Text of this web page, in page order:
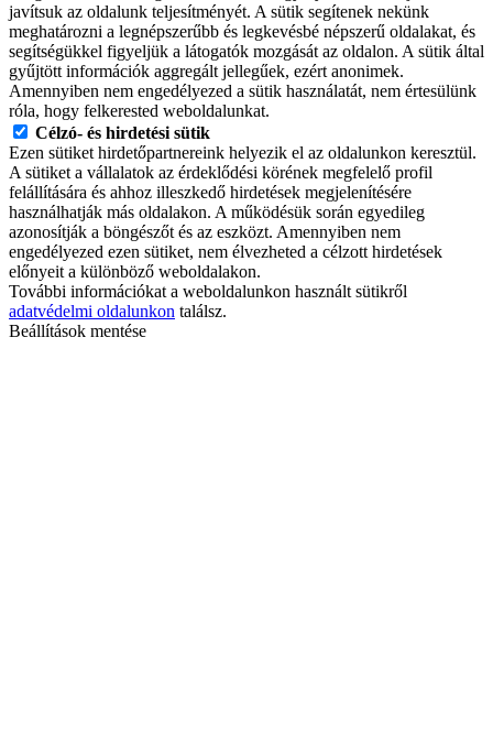
javítsuk az oldalunk teljesítményét. A sütik segítenek nekünk
meghatározni a legnépszerűbb és legkevésbé népszerű oldalakat, és
segítségükkel figyeljük a látogatók mozgását az oldalon. A sütik által
gyűjtött információk aggregált jellegűek, ezért anonimek.
Amennyiben nem engedélyezed a sütik használatát, nem értesülünk
róla, hogy felkerested weboldalunkat.
Célzó- és hirdetési sütik
Ezen sütiket hirdetőpartnereink helyezik el az oldalunkon keresztül.
A sütiket a vállalatok az érdeklődési körének megfelelő profil
felállítására és ahhoz illeszkedő hirdetések megjelenítésére
használhatják más oldalakon. A működésük során egyedileg
azonosítják a böngészőt és az eszközt. Amennyiben nem
engedélyezed ezen sütiket, nem élvezheted a célzott hirdetések
előnyeit a különböző weboldalakon.
További információkat a weboldalunkon használt sütikről
adatvédelmi oldalunkon találsz.
Beállítások mentése